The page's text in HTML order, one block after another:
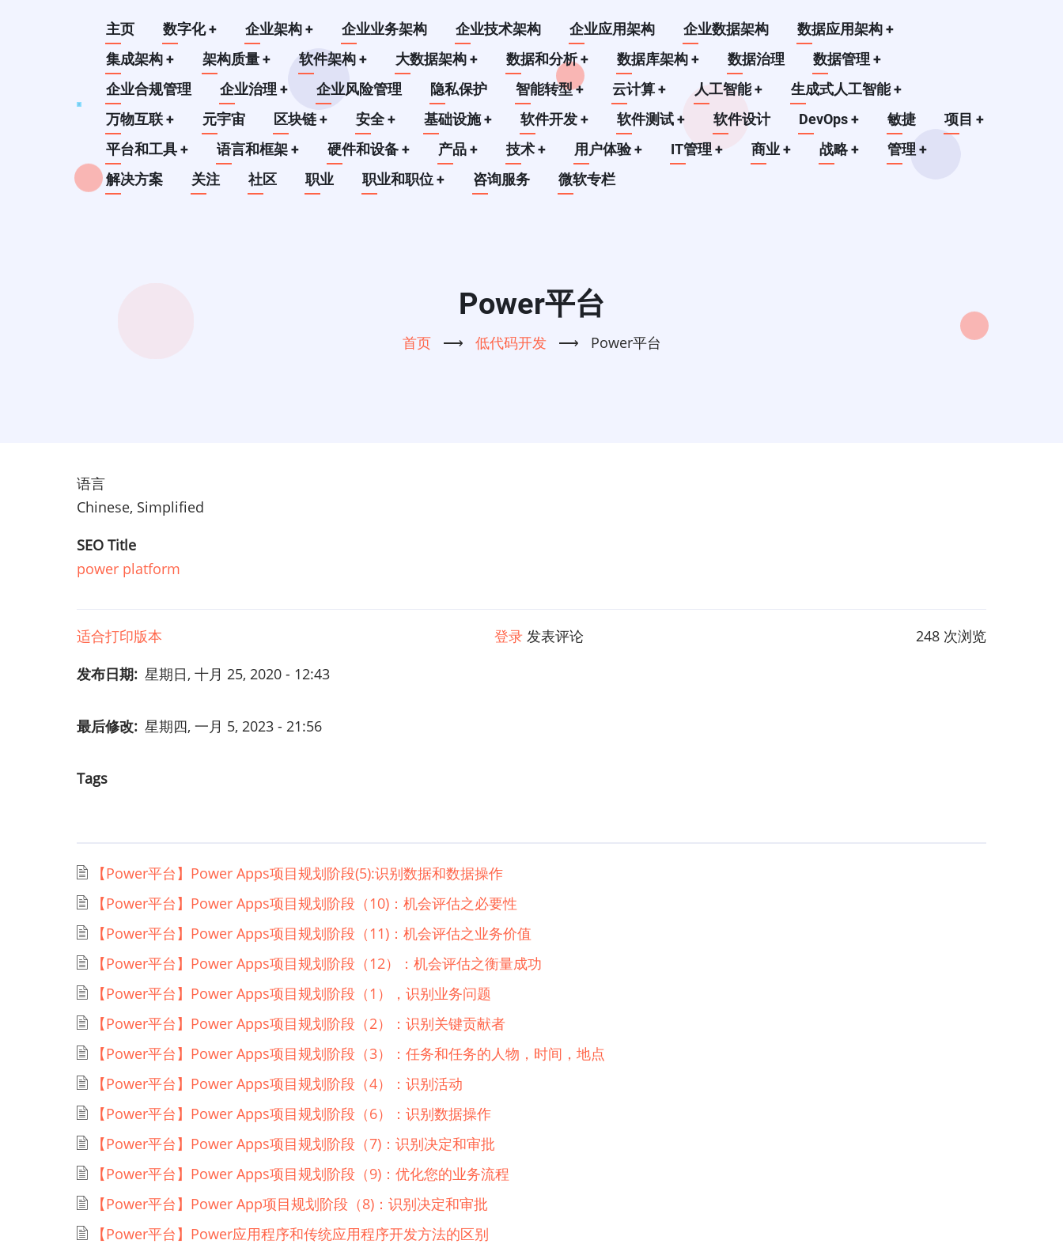
Main
navigation
主页 数字化+ 企业架构+ 企业业务架构 企业技术架构 企业应用架构 企业数据架构 数据应用架构+
集成架构+ 架构质量+ 软件架构+ 大数据架构+ 数据和分析+ 数据库架构+ 数据治理 数据管理+
企业合规管理
企业治理+ 企业风险管理 隐私保护 智能转型+ 云计算+ 人工智能+ 生成式人工智能+
万物互联+ 元宇宙 区块链+ 安全+ 基础设施+ 软件开发+ 软件测试+ 软件设计 DevOps+ 敏捷 项目+
平台和工具+ 语言和框架+ 硬件和设备+ 产品+ 技术+ 用户体验+ IT管理+ 商业+ 战略+ 管理+
解决方案
关注 社区 职业 职业和职位+ 咨询服务 微软专栏
Power平台
首页 ⟶ 低代码开发 ⟶ Power平台
语言
Chinese, Simplified
SEO Title
power platform
适合打印版本 登录 发表评论
248 次浏览
发布日期 星期日, 十月 25, 2020 - 12:43
最后修改 星期四, 一月 5, 2023 - 21:56
Tags
【Power平台】Power Apps项目规划阶段(5):识别数据和数据操作
【Power平台】Power Apps项目规划阶段（10)：机会评估之必要性
【Power平台】Power Apps项目规划阶段（11)：机会评估之业务价值
【Power平台】Power Apps项目规划阶段（12）：机会评估之衡量成功
【Power平台】Power Apps项目规划阶段（1），识别业务问题
【Power平台】Power Apps项目规划阶段（2）：识别关键贡献者
【Power平台】Power Apps项目规划阶段（3）：任务和任务的人物，时间，地点
【Power平台】Power Apps项目规划阶段（4）：识别活动
【Power平台】Power Apps项目规划阶段（6）：识别数据操作
【Power平台】Power Apps项目规划阶段（7)：识别决定和审批
【Power平台】Power Apps项目规划阶段（9)：优化您的业务流程
【Power平台】Power App项目规划阶段（8)：识别决定和审批
【Power平台】Power应用程序和传统应用程序开发方法的区别